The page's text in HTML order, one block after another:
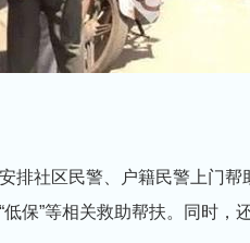
社区民警、户籍民警上门帮
保”等相关救助帮扶。同时，